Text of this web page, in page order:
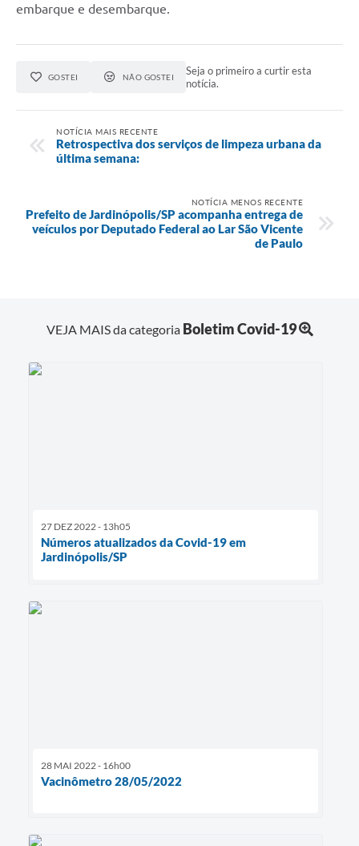
embarque e desembarque.
GOSTEI NÃO GOSTEI
Seja o primeiro a curtir esta
notícia.
NOTÍCIA MAIS RECENTE
Retrospectiva dos serviços de limpeza urbana da
última semana:
NOTÍCIA MENOS RECENTE
Prefeito de Jardinópolis/SP acompanha entrega de
veículos por Deputado Federal ao Lar São Vicente
de Paulo
VEJA MAIS da categoria Boletim Covid-19
27 DEZ 2022 - 13h05
Números atualizados da Covid-19 em
Jardinópolis/SP
28 MAI 2022 - 16h00
Vacinômetro 28/05/2022